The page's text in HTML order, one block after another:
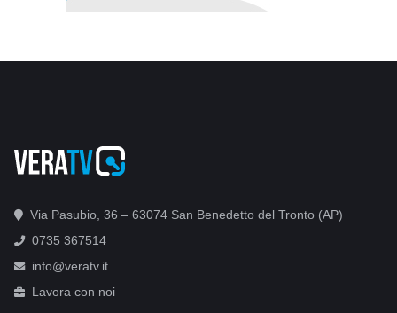
Via Pasubio, 36 – 63074 San Benedetto del Tronto (AP)
0735 367514
info@veratv.it
Lavora con noi